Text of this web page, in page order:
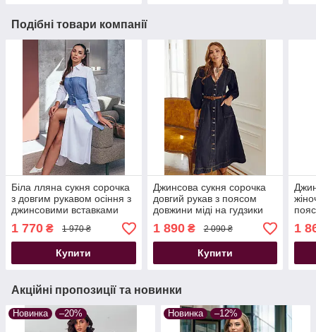
Подібні товари компанії
Біла лляна сукня сорочка
з довгим рукавом осіння з
джинсовими вставками
1 770 ₴ 1 970 ₴
Купити
Джинсова сукня сорочка
довгий рукав з поясом
довжини міді на гудзики
1 890₴ 2 090 ₴
Купити
1
Акційні пропозиції та новинки
Новинка –20% Новинка –12%